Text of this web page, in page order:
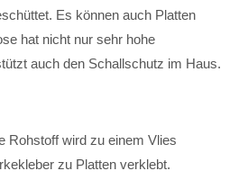
Es können auch Platten
hat nicht nur sehr hohe
auch den Schallschutz im Haus.
Rohstoff wird zu einem Vlies
zu Platten verklebt.